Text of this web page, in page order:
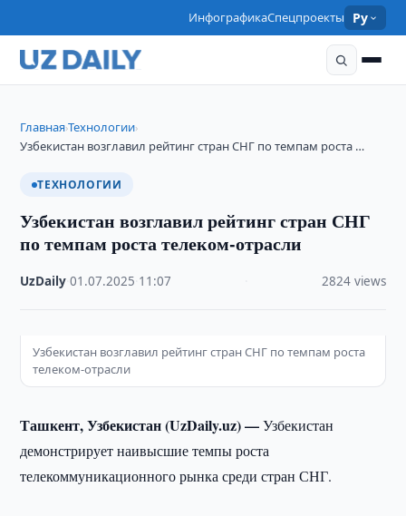
ИнфографикаСпецпроекты Ру
Главная›Технологии›
Узбекистан возглавил рейтинг стран СНГ по темпам роста …
ТЕХНОЛОГИИ
Узбекистан возглавил рейтинг стран СНГ
по темпам роста телеком-отрасли
UzDaily ·01.07.2025 11:07 2824 views
Узбекистан возглавил рейтинг стран СНГ по темпам роста
телеком-отрасли
Ташкент, Узбекистан (UzDaily.uz) —Узбекистан
демонстрирует наивысшие темпы роста
телекоммуникационного рынка среди стран СНГ.